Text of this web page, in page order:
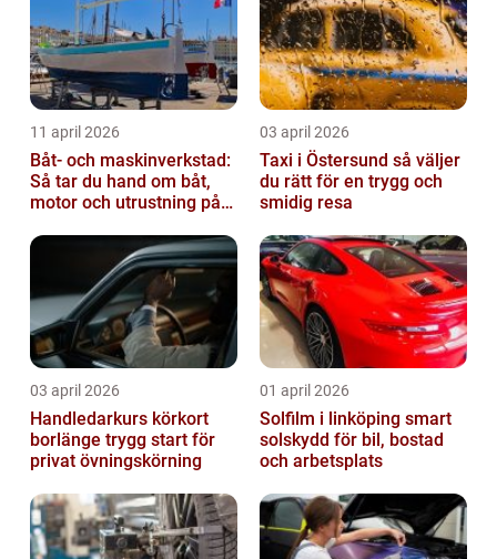
11 april 2026
Båt- och maskinverkstad:
Så tar du hand om båt,
motor och utrustning på
03 april 2026
Taxi i Östersund så väljer
du rätt för en trygg och
smidig resa
03 april 2026
Handledarkurs körkort
borlänge trygg start för
privat övningskörning
01 april 2026
Solfilm i linköping smart
solskydd för bil, bostad
och arbetsplats